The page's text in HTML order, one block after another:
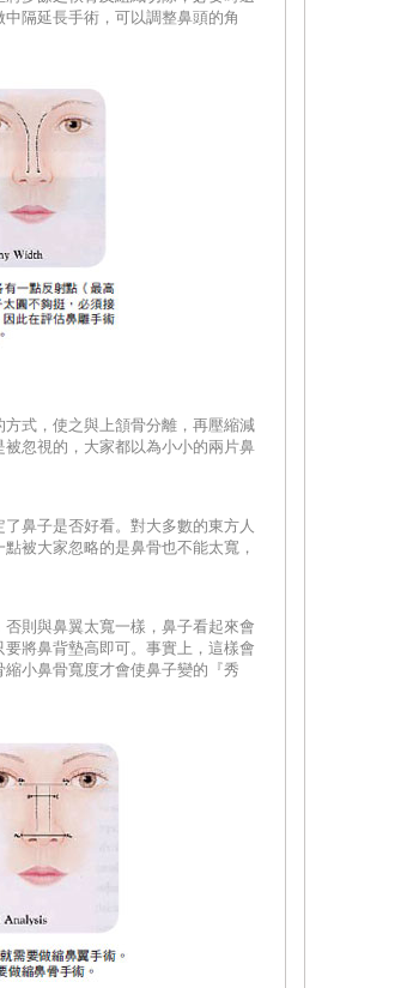
隔延長手術，可以調整鼻頭的角
方式，使之與上頷骨分離，再壓縮減
忽視的，大家都以為小小的兩片鼻
鼻子是否好看。對大多數的東方人
被大家忽略的是鼻骨也不能太寬，
則與鼻翼太寬一樣，鼻子看起來會
將鼻背墊高即可。事實上，這樣會
小鼻骨寬度才會使鼻子變的『秀